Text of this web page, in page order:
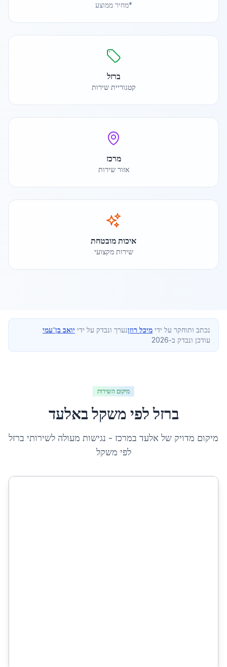
*מחיר ממוצע
ברזל
קטגוריית שירות
מרכז
אזור שירות
איכות מובטחת
שירות מקצועי
נכתב ותוחקר על ידי מיכל רוזןנערך ונבדק על ידי יואב בן־עמי
עודכן ונבדק ב-2026
מיקום השירות
ברזל לפי משקלבאלעד
מיקום מדויק של אלעד במרכז - נגישות מעולה לשירותי ברזל
לפי משקל